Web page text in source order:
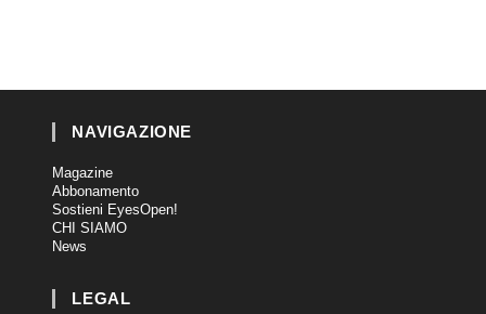
NAVIGAZIONE
Magazine
Abbonamento
Sostieni EyesOpen!
CHI SIAMO
News
LEGAL